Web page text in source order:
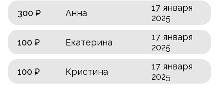
300 ₽ Анна
17 января
2025
100 ₽ Екатерина
17 января
2025
100 ₽ Кристина
17 января
2025